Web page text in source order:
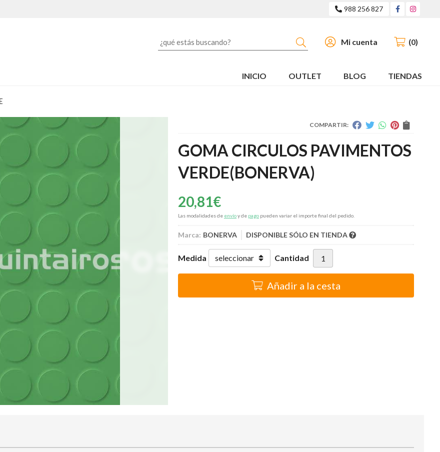
988 256 827
Buscar Mi cuenta 0
INICIO OUTLET BLOG TIENDAS
COMPARTIR:
GOMA CIRCULOS PAVIMENTOS
VERDE(BONERVA)
20,81€
Las modalidades de envíoy de pago pueden variar el importe final del pedido.
Marca: BONERVA DISPONIBLE SÓLO EN TIENDA
Medida Cantidad
Añadir a la cesta